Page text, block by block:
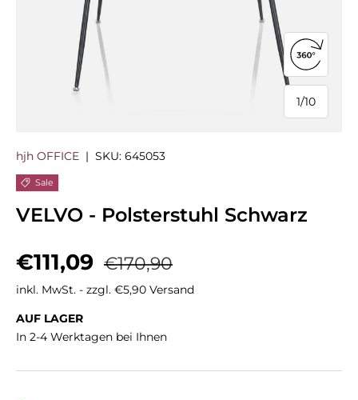
1/
von
10
360°-
hjh OFFICE | SKU: 645053
Sale
VELVO - Polsterstuhl Schwarz
Verkaufspreis
€111,09 Normaler Preis
€170,90
inkl. MwSt. - zzgl. €5,90 Versand
AUF LAGER
In 2-4 Werktagen bei Ihnen